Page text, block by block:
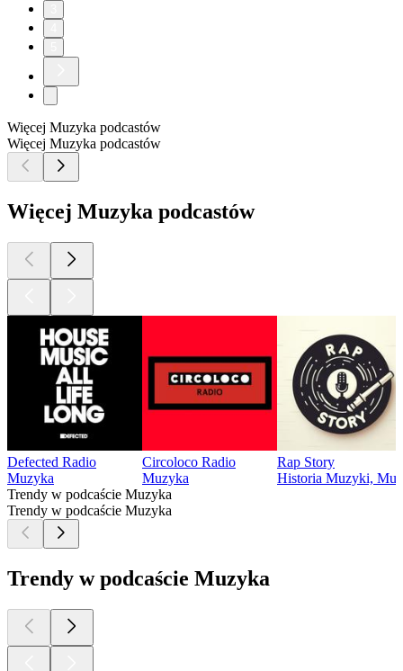
Więcej Muzyka podcastów
Więcej Muzyka podcastów
Więcej Muzyka podcastów
Defected Radio
Muzyka
Circoloco Radio
Muzyka
Rap Story
Historia Muzyki,
Trendy w podcaście Muzyka
Trendy w podcaście Muzyka
Trendy w podcaście Muzyka